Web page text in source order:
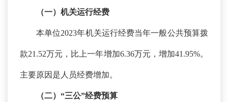
（一）机关运行经费
本单位2023年机关运行经费当年一般公共预算拨
款21.52万元，比上一年增加6.36万元，增加41.95%。
主要原因是人员经费增加。
（二） “三公”经费预算